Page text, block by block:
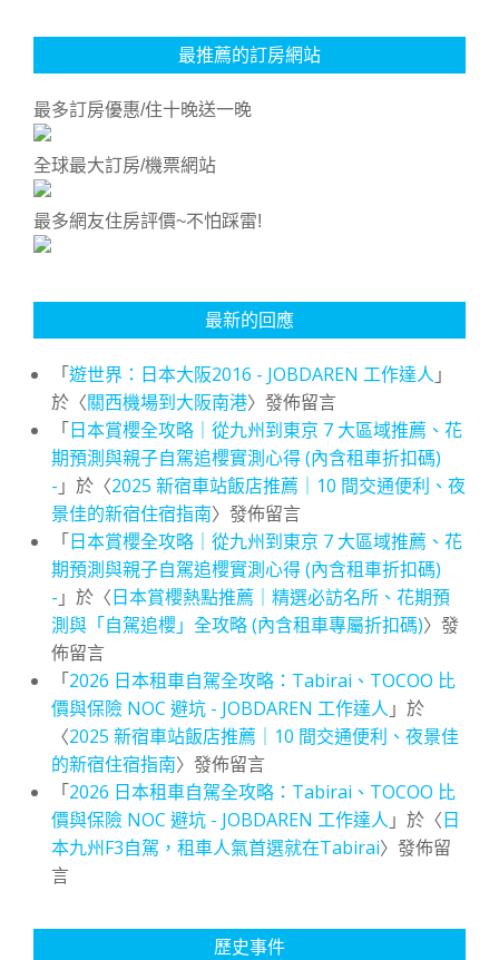
最推薦的訂房網站
最多訂房優惠/住十晚送一晚
全球最大訂房/機票網站
最多網友住房評價~不怕踩雷!
最新的回應
「遊世界：日本大阪2016 - JOBDAREN 工作達人 」
於〈關西機場到大阪南港〉發佈留言
「日本賞櫻全攻略｜從九州到東京 7 大區域推薦、花
期預測與親子自駕追櫻實測心得 (內含租車折扣碼)
- 」於〈2025 新宿車站飯店推薦｜10 間交通便利、夜
景佳的新宿住宿指南〉發佈留言
「日本賞櫻全攻略｜從九州到東京 7 大區域推薦、花
期預測與親子自駕追櫻實測心得 (內含租車折扣碼)
- 」於〈日本賞櫻熱點推薦｜精選必訪名所、花期預
測與「自駕追櫻」全攻略 (內含租車專屬折扣碼)〉發
佈留言
「2026 日本租車自駕全攻略：Tabirai、TOCOO 比
價與保險 NOC 避坑 - JOBDAREN 工作達人 」於
〈2025 新宿車站飯店推薦｜10 間交通便利、夜景佳
的新宿住宿指南〉發佈留言
「2026 日本租車自駕全攻略：Tabirai、TOCOO 比
價與保險 NOC 避坑 - JOBDAREN 工作達人 」於〈日
本九州F3自駕，租車人氣首選就在Tabirai〉發佈留
言
歷史事件